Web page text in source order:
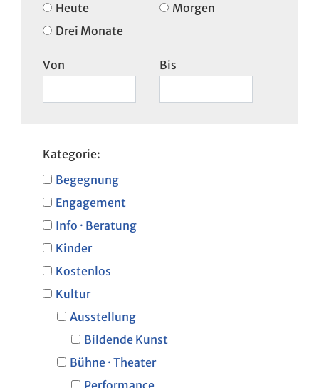
Heute
Morgen
Drei Monate
Von Bis
Kategorie:
Begegnung
Engagement
Info · Beratung
Kinder
Kostenlos
Kultur
Ausstellung
Bildende Kunst
Bühne · Theater